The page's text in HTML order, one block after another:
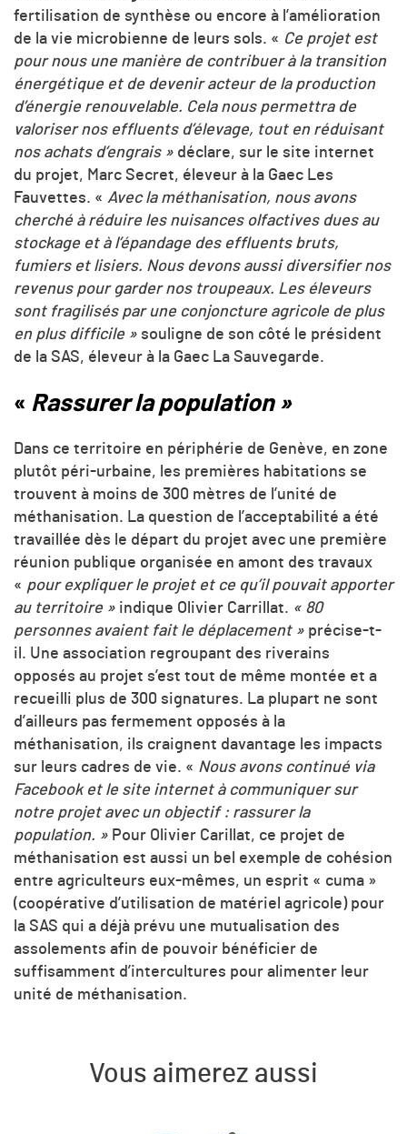
fertilisation de synthèse ou encore à l’amélioration
de la vie microbienne de leurs sols. « Ce projet est
pour nous une manière de contribuer à la transition
énergétique et de devenir acteur de la production
d’énergie renouvelable. Cela nous permettra de
valoriser nos effluents d’élevage, tout en réduisant
nos achats d’engrais » déclare, sur le site internet
du projet, Marc Secret, éleveur à la Gaec Les
Fauvettes. « Avec la méthanisation, nous avons
cherché à réduire les nuisances olfactives dues au
stockage et à l’épandage des effluents bruts,
fumiers et lisiers. Nous devons aussi diversifier nos
revenus pour garder nos troupeaux. Les éleveurs
sont fragilisés par une conjoncture agricole de plus
en plus difficile » souligne de son côté le président
de la SAS, éleveur à la Gaec La Sauvegarde.
« Rassurer la population »
Dans ce territoire en périphérie de Genève, en zone
plutôt péri-urbaine, les premières habitations se
trouvent à moins de 300 mètres de l’unité de
méthanisation. La question de l’acceptabilité a été
travaillée dès le départ du projet avec une première
réunion publique organisée en amont des travaux
« pour expliquer le projet et ce qu’il pouvait apporter
au territoire » indique Olivier Carrillat. « 80
personnes avaient fait le déplacement » précise-t-
il. Une association regroupant des riverains
opposés au projet s’est tout de même montée et a
recueilli plus de 300 signatures. La plupart ne sont
d’ailleurs pas fermement opposés à la
méthanisation, ils craignent davantage les impacts
sur leurs cadres de vie. « Nous avons continué via
Facebook et le site internet à communiquer sur
notre projet avec un objectif : rassurer la
population. » Pour Olivier Carillat, ce projet de
méthanisation est aussi un bel exemple de cohésion
entre agriculteurs eux-mêmes, un esprit « cuma »
(coopérative d’utilisation de matériel agricole) pour
la SAS qui a déjà prévu une mutualisation des
assolements afin de pouvoir bénéficier de
suffisamment d’intercultures pour alimenter leur
unité de méthanisation.
Vous aimerez aussi